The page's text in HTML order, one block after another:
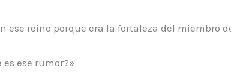
ese reino porque era la fortaleza del miembro
ese rumor?»